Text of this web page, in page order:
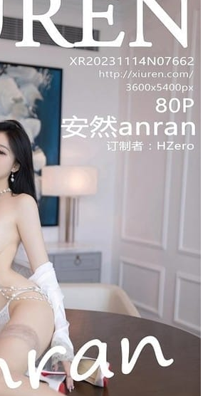
NO.8253 悦悦姐[75+1P/674MB]
雷电将军[28P-218MB] 2024-10-20